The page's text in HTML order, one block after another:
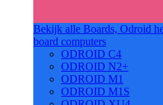
Bekijk alle Boards, Odroid
board computers
ODROID C4
ODROID N2+
ODROID M1
ODROID M1S